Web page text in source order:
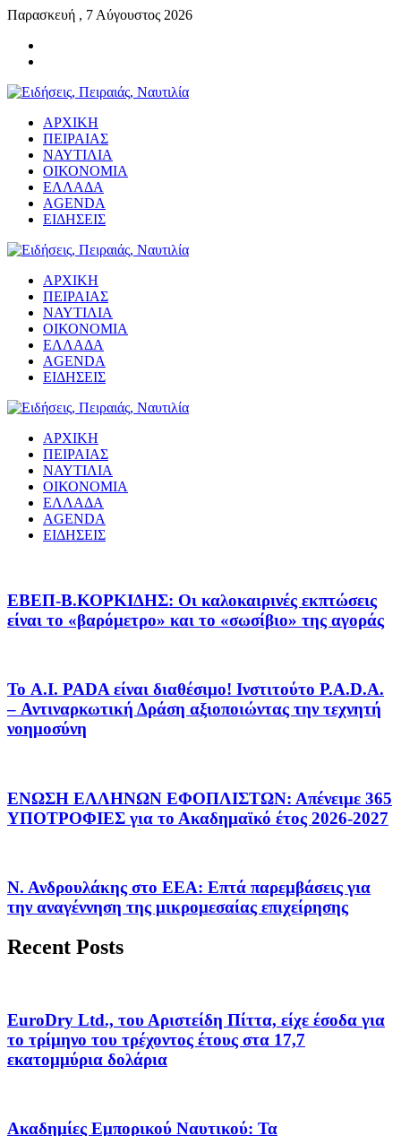
Παρασκευή , 7 Αύγουστος 2026
ΑΡΧΙΚΗ
ΠΕΙΡΑΙΑΣ
ΝΑΥΤΙΛΙΑ
ΟΙΚΟΝΟΜΙΑ
ΕΛΛΑΔΑ
AGENDA
ΕΙΔΗΣΕΙΣ
ΑΡΧΙΚΗ
ΠΕΙΡΑΙΑΣ
ΝΑΥΤΙΛΙΑ
ΟΙΚΟΝΟΜΙΑ
ΕΛΛΑΔΑ
AGENDA
ΕΙΔΗΣΕΙΣ
ΑΡΧΙΚΗ
ΠΕΙΡΑΙΑΣ
ΝΑΥΤΙΛΙΑ
ΟΙΚΟΝΟΜΙΑ
ΕΛΛΑΔΑ
AGENDA
ΕΙΔΗΣΕΙΣ
EΒΕΠ-Β.ΚΟΡΚΙΔΗΣ: Οι καλοκαιρινές εκπτώσεις
είναι το «βαρόμετρο» και το «σωσίβιο» της αγοράς
Το A.I. PADA είναι διαθέσιμο! Ινστιτούτο P.A.D.A.
– Αντιναρκωτική Δράση αξιοποιώντας την τεχνητή
νοημοσύνη
ΕΝΩΣΗ ΕΛΛΗΝΩΝ ΕΦΟΠΛΙΣΤΩΝ: Απένειμε 365
ΥΠΟΤΡΟΦΙΕΣ για το Ακαδημαϊκό έτος 2026-2027
Ν. Ανδρουλάκης στο ΕΕΑ: Επτά παρεμβάσεις για
την αναγέννηση της μικρομεσαίας επιχείρησης
Recent Posts
EuroDry Ltd., του Αριστείδη Πίττα, είχε έσοδα για
το τρίμηνο του τρέχοντος έτους στα 17,7
εκατομμύρια δολάρια
Ακαδημίες Εμπορικού Ναυτικού: Τα